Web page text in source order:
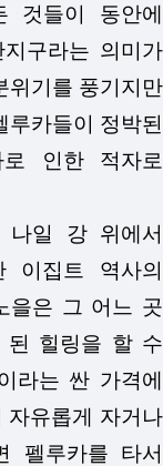
것들이 동안에
구라는 의미가
위기를 풍기지만
카들이 정박된
인한 적자로
나일 강 위에서
이집트 역사의
을은 그 어느 곳
된 힐링을 할 수
라는 싼 가격에
자유롭게 자거나
펠루카를 타서